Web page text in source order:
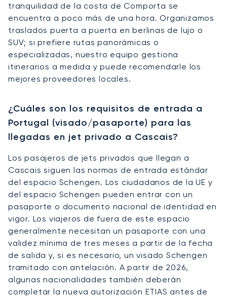
tranquilidad de la costa de Comporta se
encuentra a poco más de una hora. Organizamos
traslados puerta a puerta en berlinas de lujo o
SUV; si prefiere rutas panorámicas o
especializadas, nuestro equipo gestiona
itinerarios a medida y puede recomendarle los
mejores proveedores locales.
¿Cuáles son los requisitos de entrada a
Portugal (visado/pasaporte) para las
llegadas en jet privado a Cascais?
Los pasajeros de jets privados que llegan a
Cascais siguen las normas de entrada estándar
del espacio Schengen. Los ciudadanos de la UE y
del espacio Schengen pueden entrar con un
pasaporte o documento nacional de identidad en
vigor. Los viajeros de fuera de este espacio
generalmente necesitan un pasaporte con una
validez mínima de tres meses a partir de la fecha
de salida y, si es necesario, un visado Schengen
tramitado con antelación. A partir de 2026,
algunas nacionalidades también deberán
completar la nueva autorización ETIAS antes de